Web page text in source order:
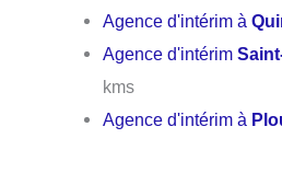
Agence d'intérim à
Agence d'intérim
kms
Agence d'intérim à